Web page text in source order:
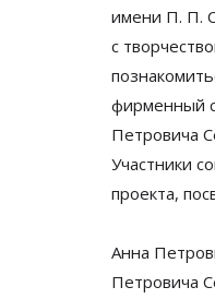
имени П. П.
с
фирменный
Петровича
Участники
проекта,
Анна
Петровича